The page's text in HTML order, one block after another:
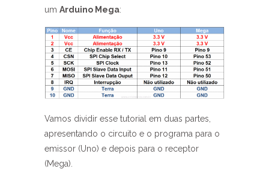
um Arduino Mega:
Vamos dividir esse tutorial em duas partes,
apresentando o circuito e o programa para o
emissor (Uno) e depois para o receptor
(Mega).